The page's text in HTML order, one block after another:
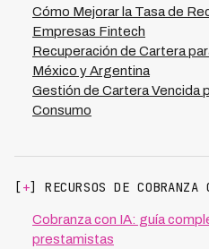
Cómo Mejorar la Tasa de
Empresas Fintech
Recuperación de Cartera
México y Argentina
Gestión de Cartera Vencida
Consumo
[+] RECURSOS DE COBRANZA
Cobranza con IA: guía
prestamistas